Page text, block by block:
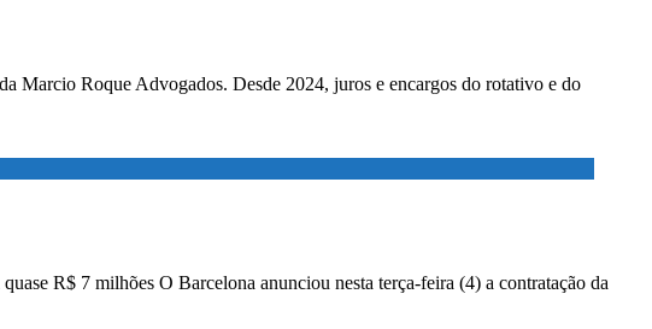
Roque Advogados. Desde 2024, juros e encargos do rotativo e do
R$ 7 milhões O Barcelona anunciou nesta terça-feira (4) a contratação da